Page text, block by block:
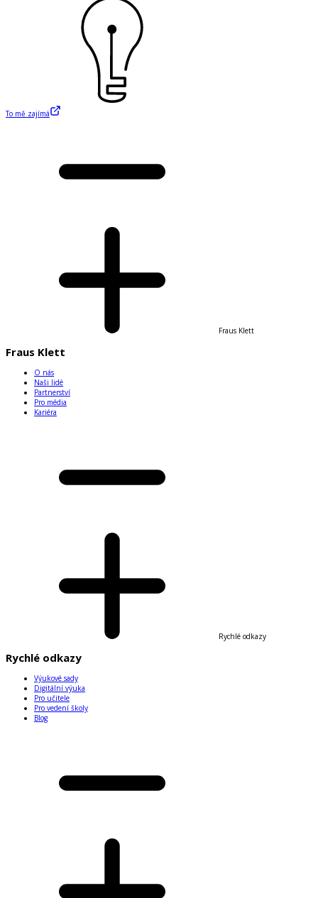
To mě zajímá
Fraus Klett
Fraus Klett
O nás
Naši lidé
Partnerství
Pro média
Kariéra
Rychlé odkazy
Rychlé odkazy
Výukové sady
Digitální výuka
Pro učitele
Pro vedení školy
Blog